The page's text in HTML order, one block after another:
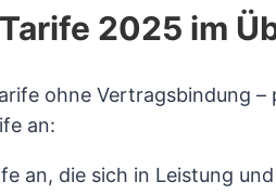
2025 im
ohne Vertragsbindung
an:
an, die sich in Leistung